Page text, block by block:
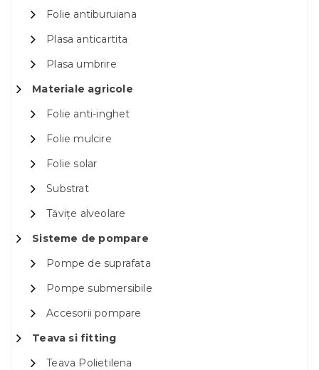
Folie antiburuiana
Plasa anticartita
Plasa umbrire
Materiale agricole
Folie anti-inghet
Folie mulcire
Folie solar
Substrat
Tăvițe alveolare
Sisteme de pompare
Pompe de suprafata
Pompe submersibile
Accesorii pompare
Teava si fitting
Teava Polietilena